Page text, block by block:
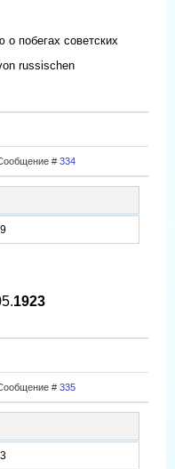
побегах советских
russischen
# 334
1923
# 335